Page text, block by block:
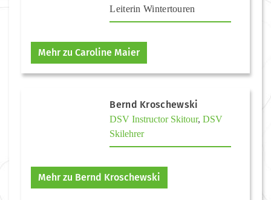
Leiterin Wintertouren
Mehr zu Caroline Maier
Bernd Kroschewski
DSV Instructor Skitour,DSV
Skilehrer
Mehr zu Bernd Kroschewski